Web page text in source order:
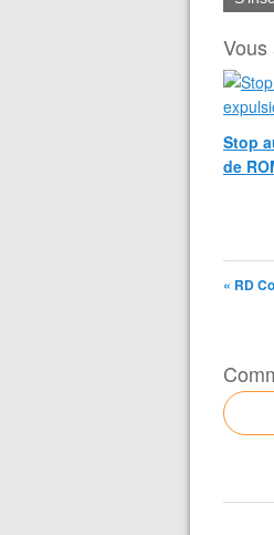
Vous
Stop
de
« RD